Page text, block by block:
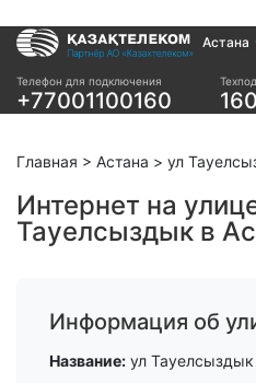
Астана
Телефон для подключения
+77001100160 160
Услуги
Интернет и ТВ в
Интернет и ТВ в
Прочее
возможность
подбор
Главная > Астана > ул
Интернет на
Тауелсыздык в
Информация об
Название: ул Тауелсыздык